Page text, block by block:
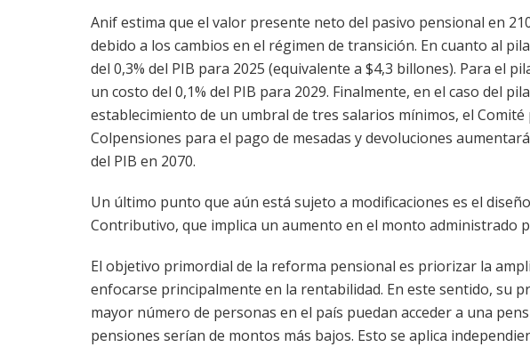
Anif estima que el valor presente neto del pasivo pensional en
debido a los cambios en el régimen de transición. En cuanto al
del 0,3% del PIB para 2025 (equivalente a $4,3 billones). Para el
un costo del 0,1% del PIB para 2029. Finalmente, en el caso del
establecimiento de un umbral de tres salarios mínimos, el Comité
Colpensiones para el pago de mesadas y devoluciones
del PIB en 2070.
Un último punto que aún está sujeto a modificaciones es el
Contributivo, que implica un aumento en el monto administrado
El objetivo primordial de la reforma pensional es priorizar la
enfocarse principalmente en la rentabilidad. En este sentido, su
mayor número de personas en el país puedan acceder a una
pensiones serían de montos más bajos. Esto se aplica